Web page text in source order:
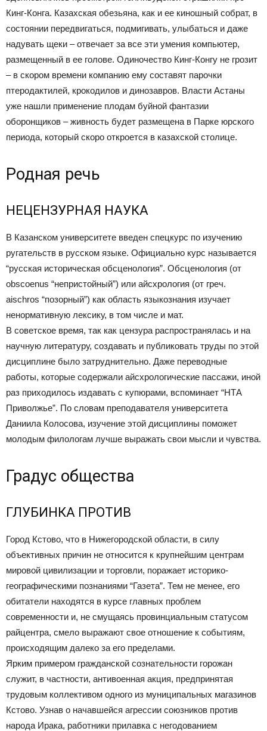
Кинг-Конга. Казахская обезьяна, как и ее киношный собрат, в
состоянии передвигаться, подмигивать, улыбаться и даже
надувать щеки – отвечает за все эти умения компьютер,
размещенный в ее голове. Одиночество Кинг-Конгу не грозит
– в скором времени компанию ему составят парочки
птеродактилей, крокодилов и динозавров. Власти Астаны
уже нашли применение плодам буйной фантазии
оборонщиков – живность будет размещена в Парке юрского
периода, который скоро откроется в казахской столице.
Родная речь
НЕЦЕНЗУРНАЯ НАУКА
В Казанском университете введен спецкурс по изучению
ругательств в русском языке. Официально курс называется
“русская историческая обсценология”. Обсценология (от
obscoenus “непристойный”) или айсхрология (от греч.
aischros “позорный”) как область языкознания изучает
ненормативную лексику, в том числе и мат.
В советское время, так как цензура распространялась и на
научную литературу, создавать и публиковать труды по этой
дисциплине было затруднительно. Даже переводные
работы, которые содержали айсхрологические пассажи, иной
раз приходилось издавать с купюрами, вспоминает “НТА
Приволжье”. По словам преподавателя университета
Даниила Колосова, изучение этой дисциплины поможет
молодым филологам лучше выражать свои мысли и чувства.
Градус общества
ГЛУБИНКА ПРОТИВ
Город Кстово, что в Нижегородской области, в силу
объективных причин не относится к крупнейшим центрам
мировой цивилизации и торговли, поражает историко-
географическими познаниями “Газета”. Тем не менее, его
обитатели находятся в курсе главных проблем
современности и, не смущаясь провинциальным статусом
райцентра, смело выражают свое отношение к событиям,
происходящим далеко за его пределами.
Ярким примером гражданской сознательности горожан
служит, в частности, антивоенная акция, предпринятая
трудовым коллективом одного из муниципальных магазинов
Кстово. Узнав о начавшейся агрессии союзников против
народа Ирака, работники прилавка с негодованием